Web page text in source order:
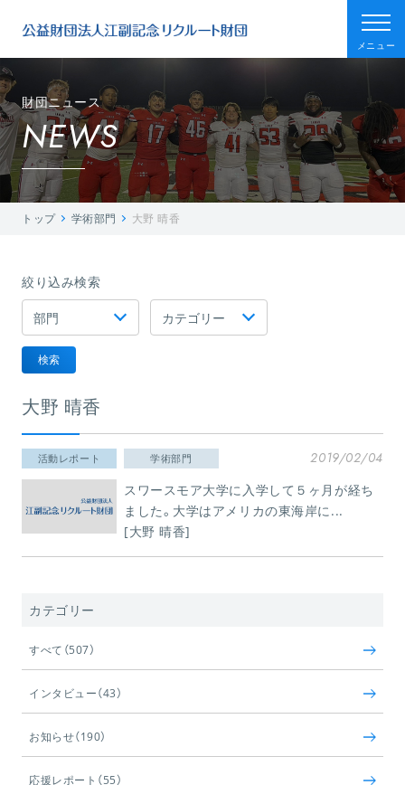
メニュー
財団ニュース
NEWS
トップ 学術部門 大野 晴香
絞り込み検索
検索
大野 晴香
活動レポート 学術部門 2019/02/04
スワースモア大学に入学して５ヶ月が経ち
ました。大学はアメリカの東海岸に...
[大野 晴香]
カテゴリー
すべて（507）
インタビュー（43）
お知らせ（190）
応援レポート（55）